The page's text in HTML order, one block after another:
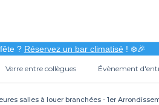
? Réservez un bar climatisé! ❄️🎉
Verre entre collègues Évènement
salles à louer branchées - 1er